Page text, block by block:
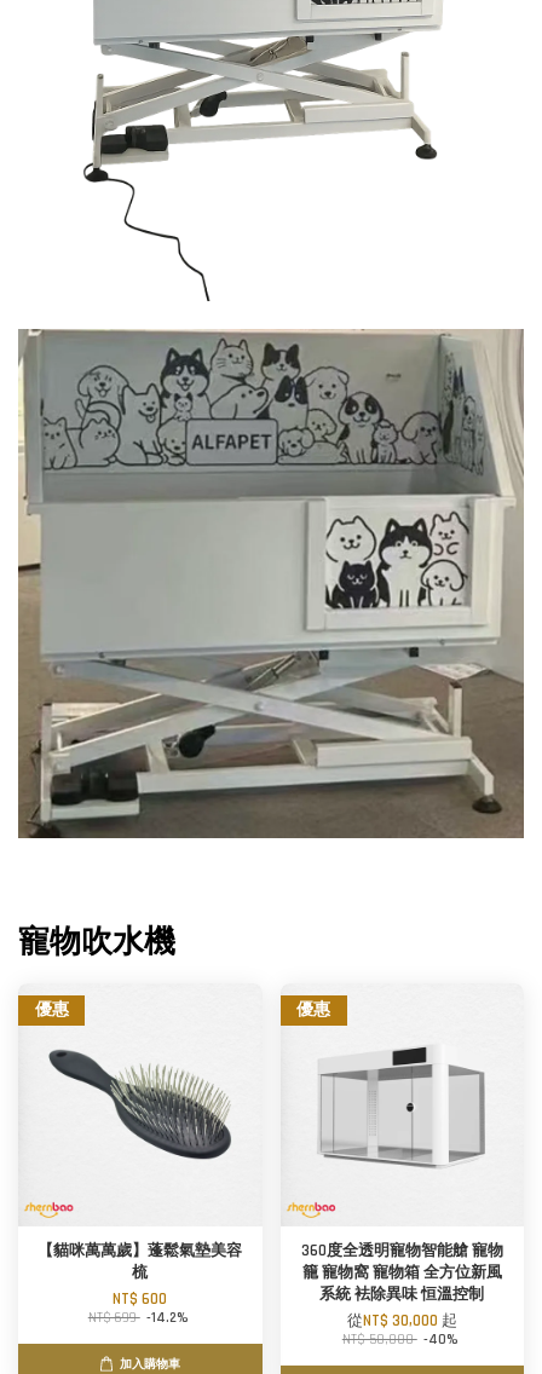
寵物吹水機
優惠
【貓咪萬萬歲】蓬鬆氣墊美容
梳
NT$ 600
NT$ 699 -14.2%
加入購物車
優惠
360度全透明寵物智能艙 寵物
籠 寵物窩 寵物箱 全方位新風
系統 袪除異味 恒溫控制
從NT$ 30,000 起
NT$ 50,000 -40%